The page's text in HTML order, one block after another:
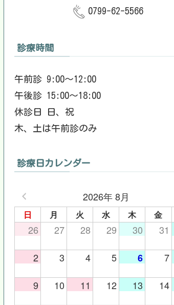
0799-62-5566
診療時間
午前診 9:00～12:00
午後診 15:00～18:00
休診日 日、祝
木、土は午前診のみ
診療日カレンダー
2026年 8月
日 月 火 水 木 金
26 27 28 29 30 31
2 3 4 5 6 7
9 10 11 12 13 14